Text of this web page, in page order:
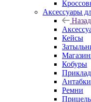
Аксессуары
Назад
Кейсы
Кобуры
Антабки
Ремни